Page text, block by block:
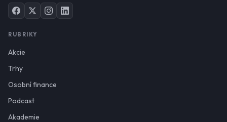
RUBRIKY
Akcie
Trhy
Osobní finance
Podcast
Akademie